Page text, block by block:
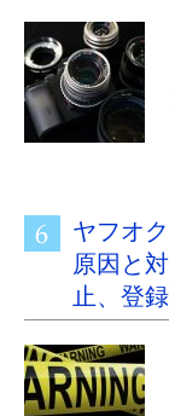
ヤフオ
原因と
止、登